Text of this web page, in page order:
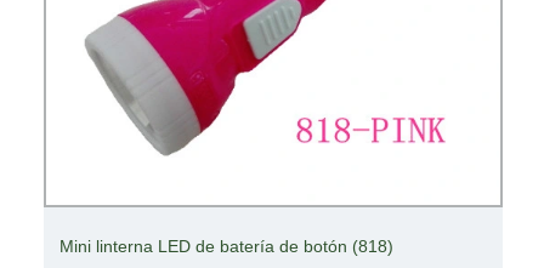
Linterna LED caliente de la batería del botón de la
venta (818)